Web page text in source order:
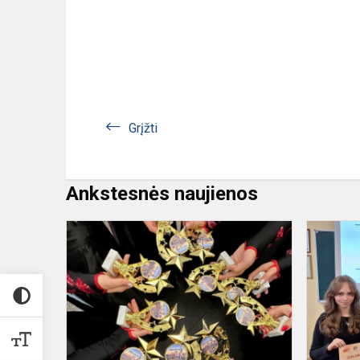
Grįžti
Ankstesnės naujienos
Šokio
(vadovė
Diana
Maciuvienė)